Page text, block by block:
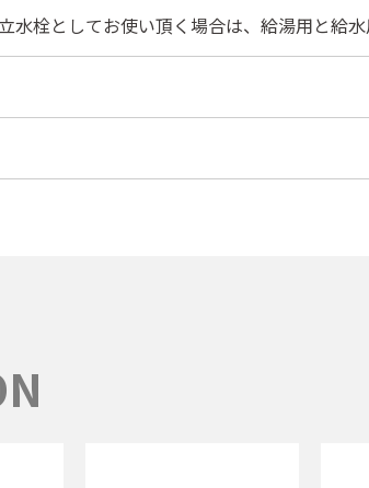
水栓としてお使い頂く場合は、給湯用と給